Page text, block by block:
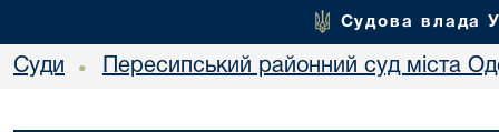
Судова влада
Суди • Пересипський районний суд міста